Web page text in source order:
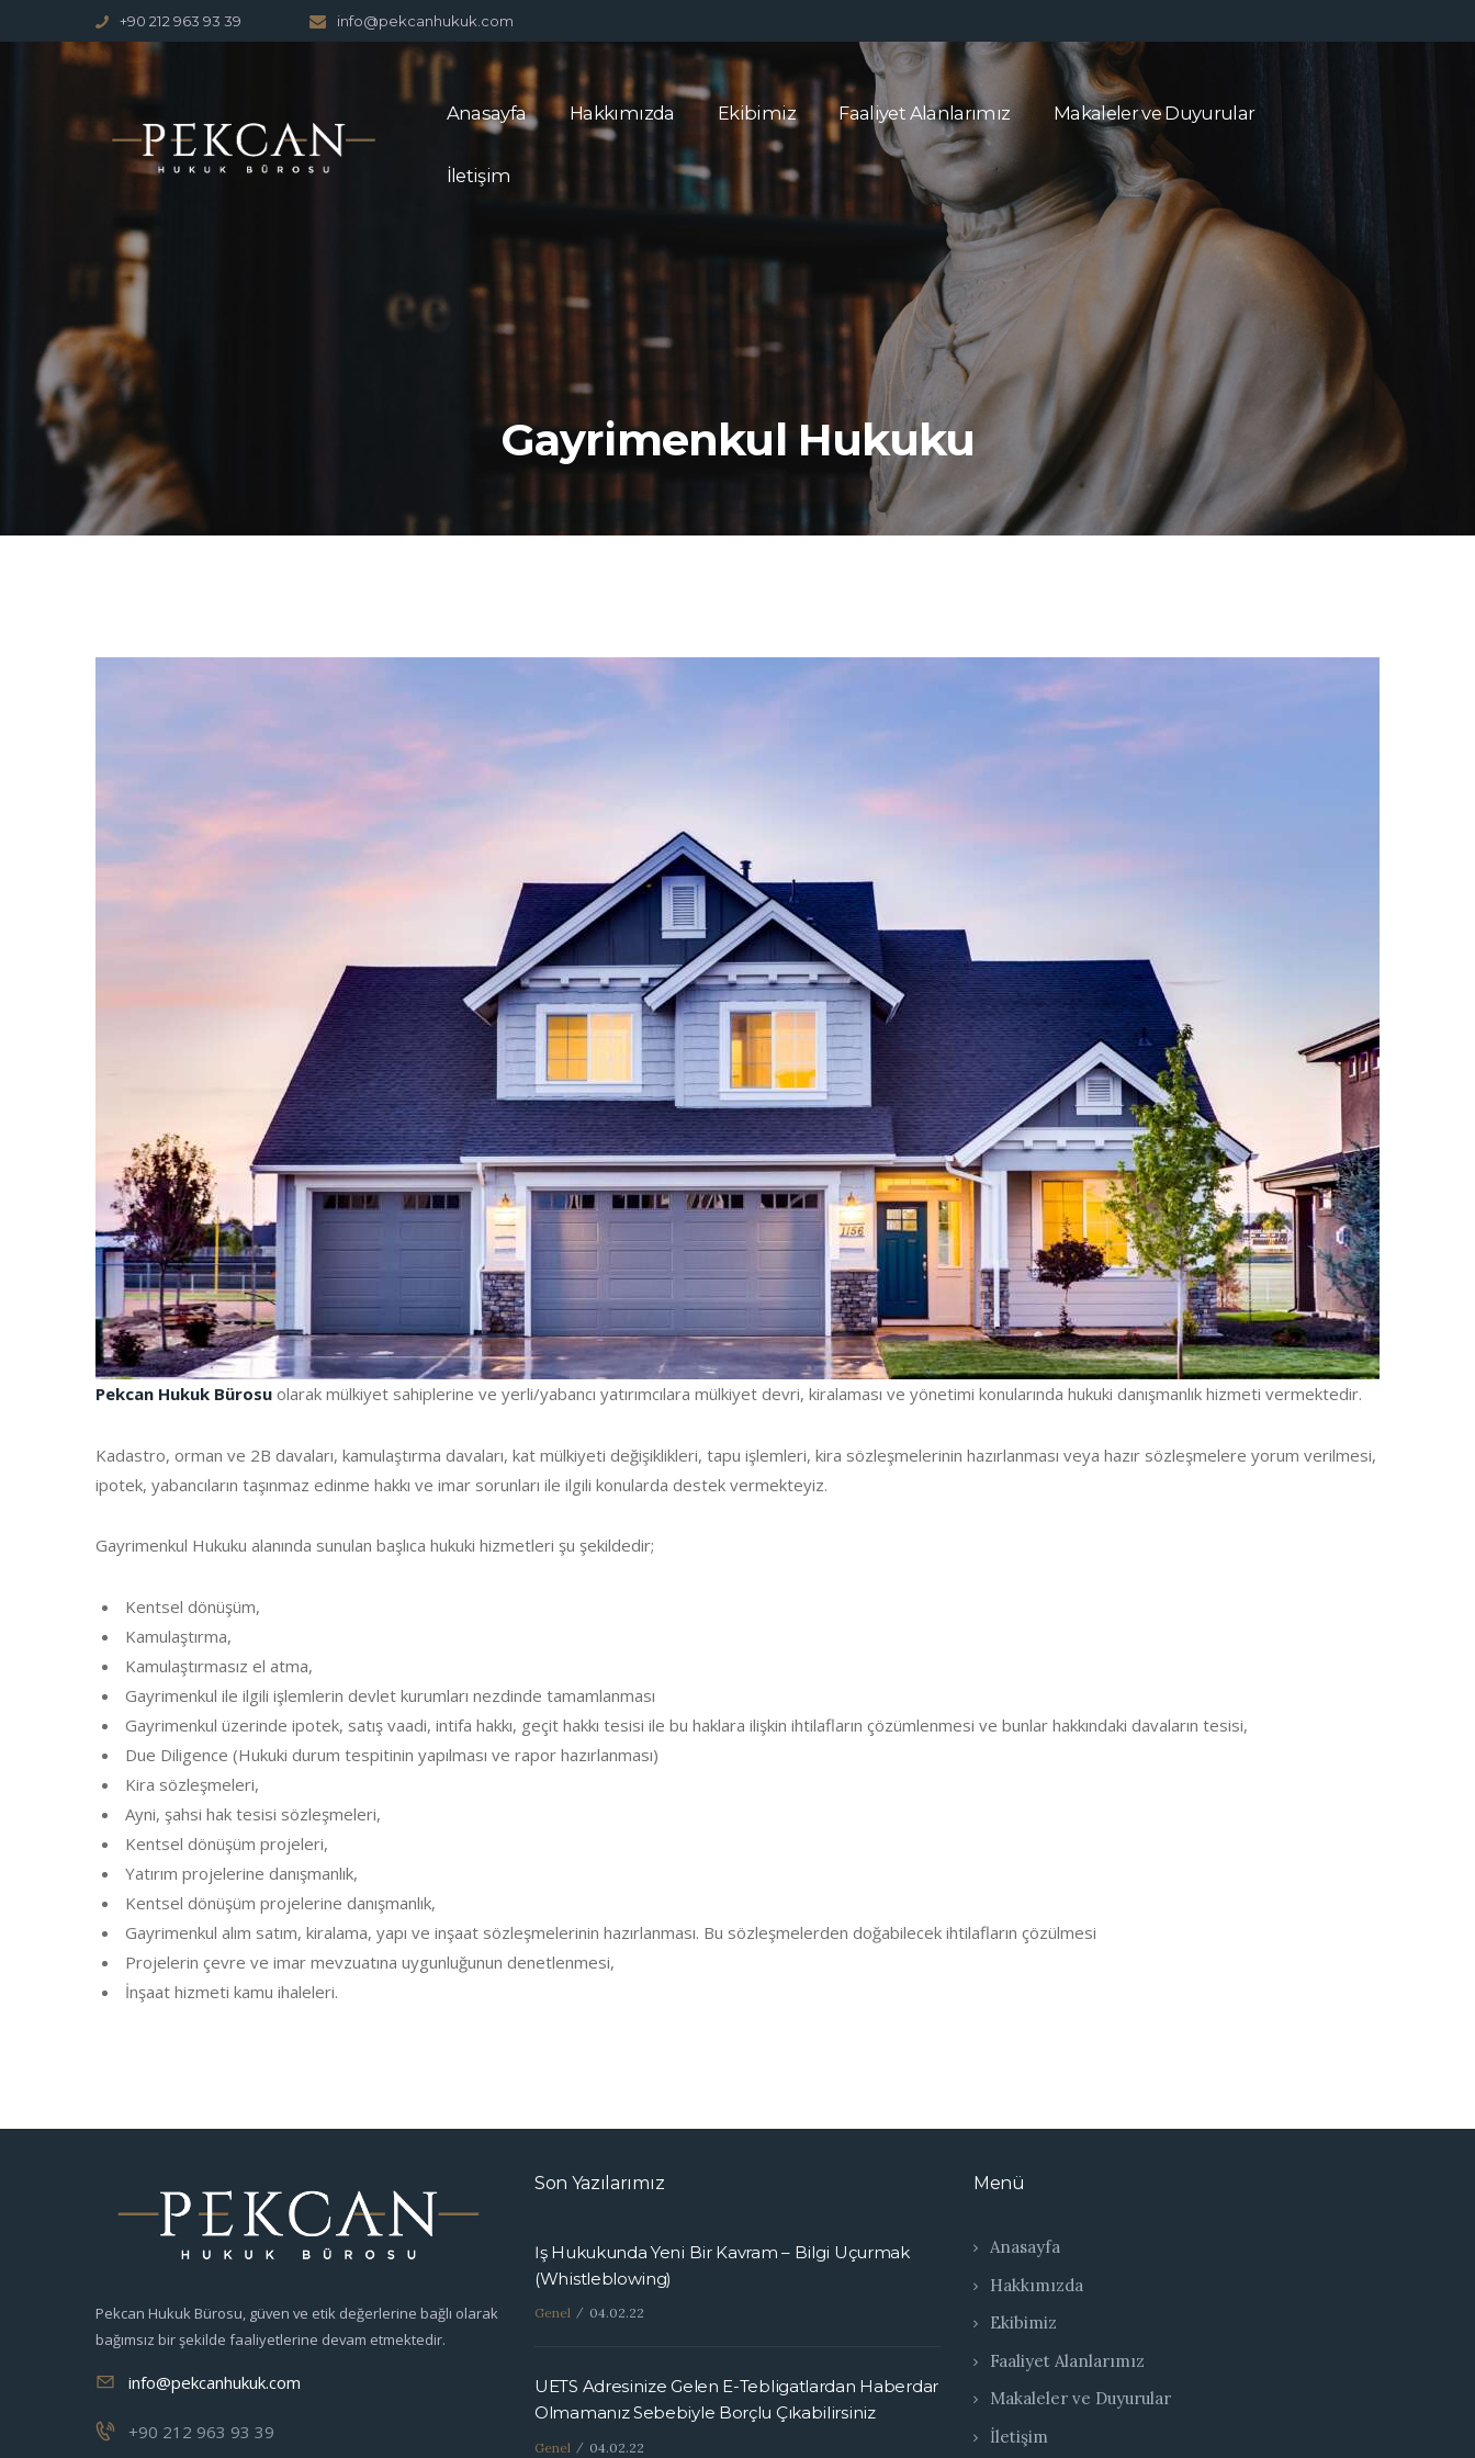
+90 212 963 93 39 info@pekcanhukuk.com
Anasayfa Hakkımızda Ekibimiz Faaliyet Alanlarımız Makaleler ve Duyurular
İletişim
Gayrimenkul Hukuku
Pekcan Hukuk Bürosu olarak mülkiyet sahiplerine ve yerli/yabancı yatırımcılara mülkiyet devri, kiralaması ve yönetimi konularında hukuki danışmanlık hizmeti vermektedir.
Kadastro, orman ve 2B davaları, kamulaştırma davaları, kat mülkiyeti değişiklikleri, tapu işlemleri, kira sözleşmelerinin hazırlanması veya hazır sözleşmelere yorum verilmesi,
ipotek, yabancıların taşınmaz edinme hakkı ve imar sorunları ile ilgili konularda destek vermekteyiz.
Gayrimenkul Hukuku alanında sunulan başlıca hukuki hizmetleri şu şekildedir;
Kentsel dönüşüm,
Kamulaştırma,
Kamulaştırmasız el atma,
Gayrimenkul ile ilgili işlemlerin devlet kurumları nezdinde tamamlanması
Gayrimenkul üzerinde ipotek, satış vaadi, intifa hakkı, geçit hakkı tesisi ile bu haklara ilişkin ihtilafların çözümlenmesi ve bunlar hakkındaki davaların tesisi,
Due Diligence (Hukuki durum tespitinin yapılması ve rapor hazırlanması)
Kira sözleşmeleri,
Ayni, şahsi hak tesisi sözleşmeleri,
Kentsel dönüşüm projeleri,
Yatırım projelerine danışmanlık,
Kentsel dönüşüm projelerine danışmanlık,
Gayrimenkul alım satım, kiralama, yapı ve inşaat sözleşmelerinin hazırlanması. Bu sözleşmelerden doğabilecek ihtilafların çözülmesi
Projelerin çevre ve imar mevzuatına uygunluğunun denetlenmesi,
İnşaat hizmeti kamu ihaleleri.
Pekcan Hukuk Bürosu, güven ve etik değerlerine bağlı olarak
bağımsız bir şekilde faaliyetlerine devam etmektedir.
info@pekcanhukuk.com
+90 212 963 93 39
Son Yazılarımız
İş Hukukunda Yeni Bir Kavram – Bilgi Uçurmak
(Whistleblowing)
Genel 04.02.22
UETS Adresinize Gelen E-Tebligatlardan Haberdar
Olmamanız Sebebiyle Borçlu Çıkabilirsiniz
Genel 04.02.22
Menü
Anasayfa
Hakkımızda
Ekibimiz
Faaliyet Alanlarımız
Makaleler ve Duyurular
İletişim